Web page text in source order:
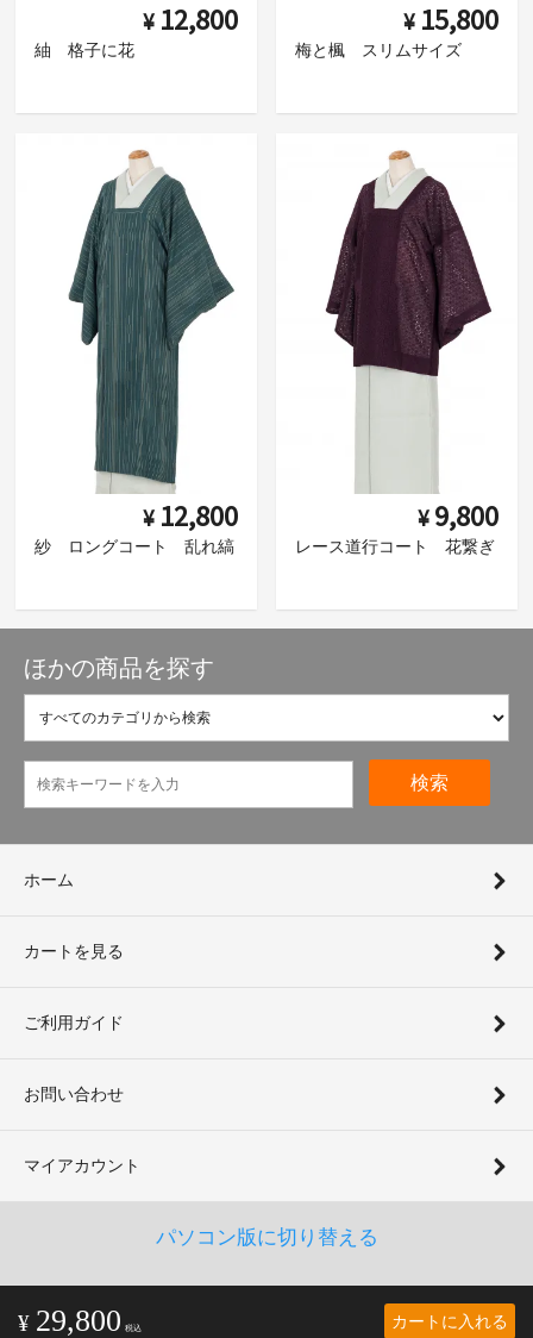
¥ 29,800 税込 カートに入れる
¥ 12,800
紬 格子に花
¥ 15,800
梅と楓 スリムサイズ
¥ 12,800
紗 ロングコート 乱れ縞
¥ 9,800
レース道行コート 花繋ぎ
ほかの商品を探す
検索
ホーム
カートを見る
ご利用ガイド
お問い合わせ
マイアカウント
パソコン版に切り替える